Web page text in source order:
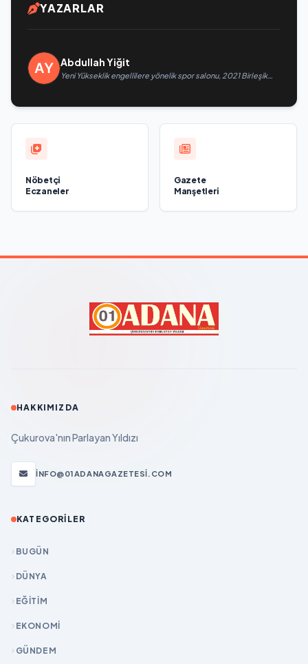
YAZARLAR
Abdullah Yiğit
Yeni Yükseklik engellilere yönelik spor salonu, 2021 Birleşik
Nöbetçi
Eczaneler
Gazete
Manşetleri
HAKKIMIZDA
Çukurova'nın Parlayan Yıldızı
INFO@01ADANAGAZETESI.COM
KATEGORILER
BUGÜN
DÜNYA
EĞİTİM
EKONOMİ
GÜNDEM